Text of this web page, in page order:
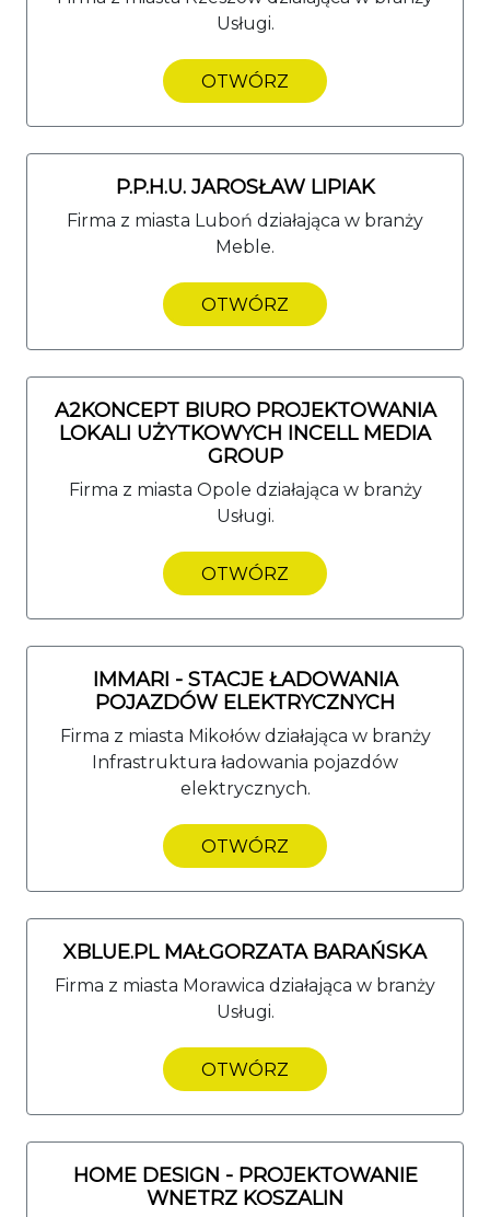
Usługi.
OTWÓRZ
P.P.H.U. JAROSŁAW LIPIAK
Firma z miasta Luboń działająca w branży
Meble.
OTWÓRZ
A2KONCEPT BIURO PROJEKTOWANIA
LOKALI UŻYTKOWYCH INCELL MEDIA
GROUP
Firma z miasta Opole działająca w branży
Usługi.
OTWÓRZ
IMMARI - STACJE ŁADOWANIA
POJAZDÓW ELEKTRYCZNYCH
Firma z miasta Mikołów działająca w branży
Infrastruktura ładowania pojazdów
elektrycznych.
OTWÓRZ
XBLUE.PL MAŁGORZATA BARAŃSKA
Firma z miasta Morawica działająca w branży
Usługi.
OTWÓRZ
HOME DESIGN - PROJEKTOWANIE
WNETRZ KOSZALIN